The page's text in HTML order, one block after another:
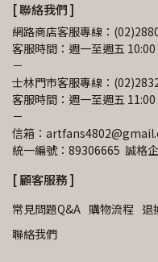
[ 聯絡我們 ]
網路商店客服專線：
客服時間：週一至週五
－
士林門市客服專線：
客服時間：週一至週五
－
信箱：
統一編號：89306665  誠格
[ 顧客服務 ]
常見問題Q&A 購物流程 退
聯絡我們